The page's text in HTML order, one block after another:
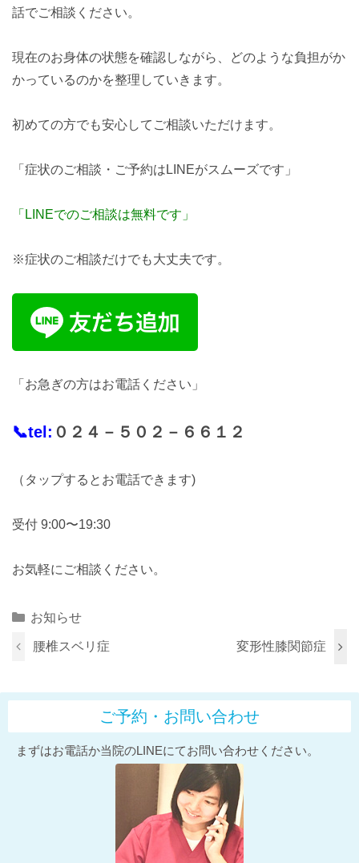
話でご相談ください。
現在のお身体の状態を確認しながら、どのような負担がか
かっているのかを整理していきます。
初めての方でも安心してご相談いただけます。
「症状のご相談・ご予約はLINEがスムーズです」
「LINEでのご相談は無料です」
※症状のご相談だけでも大丈夫です。
「お急ぎの方はお電話ください」
📞tel: ０２４－５０２－６６１２
（タップするとお電話できます)
受付 9:00〜19:30
お気軽にご相談ください。
Categories
お知らせ
腰椎スベリ症 変形性膝関節症
ご予約・お問い合わせ
まずはお電話か当院のLINEにてお問い合わせください。